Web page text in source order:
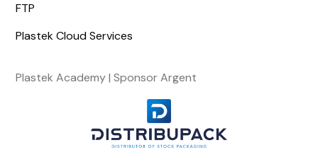
FTP
Plastek Cloud Services
Plastek Academy | Sponsor Argent